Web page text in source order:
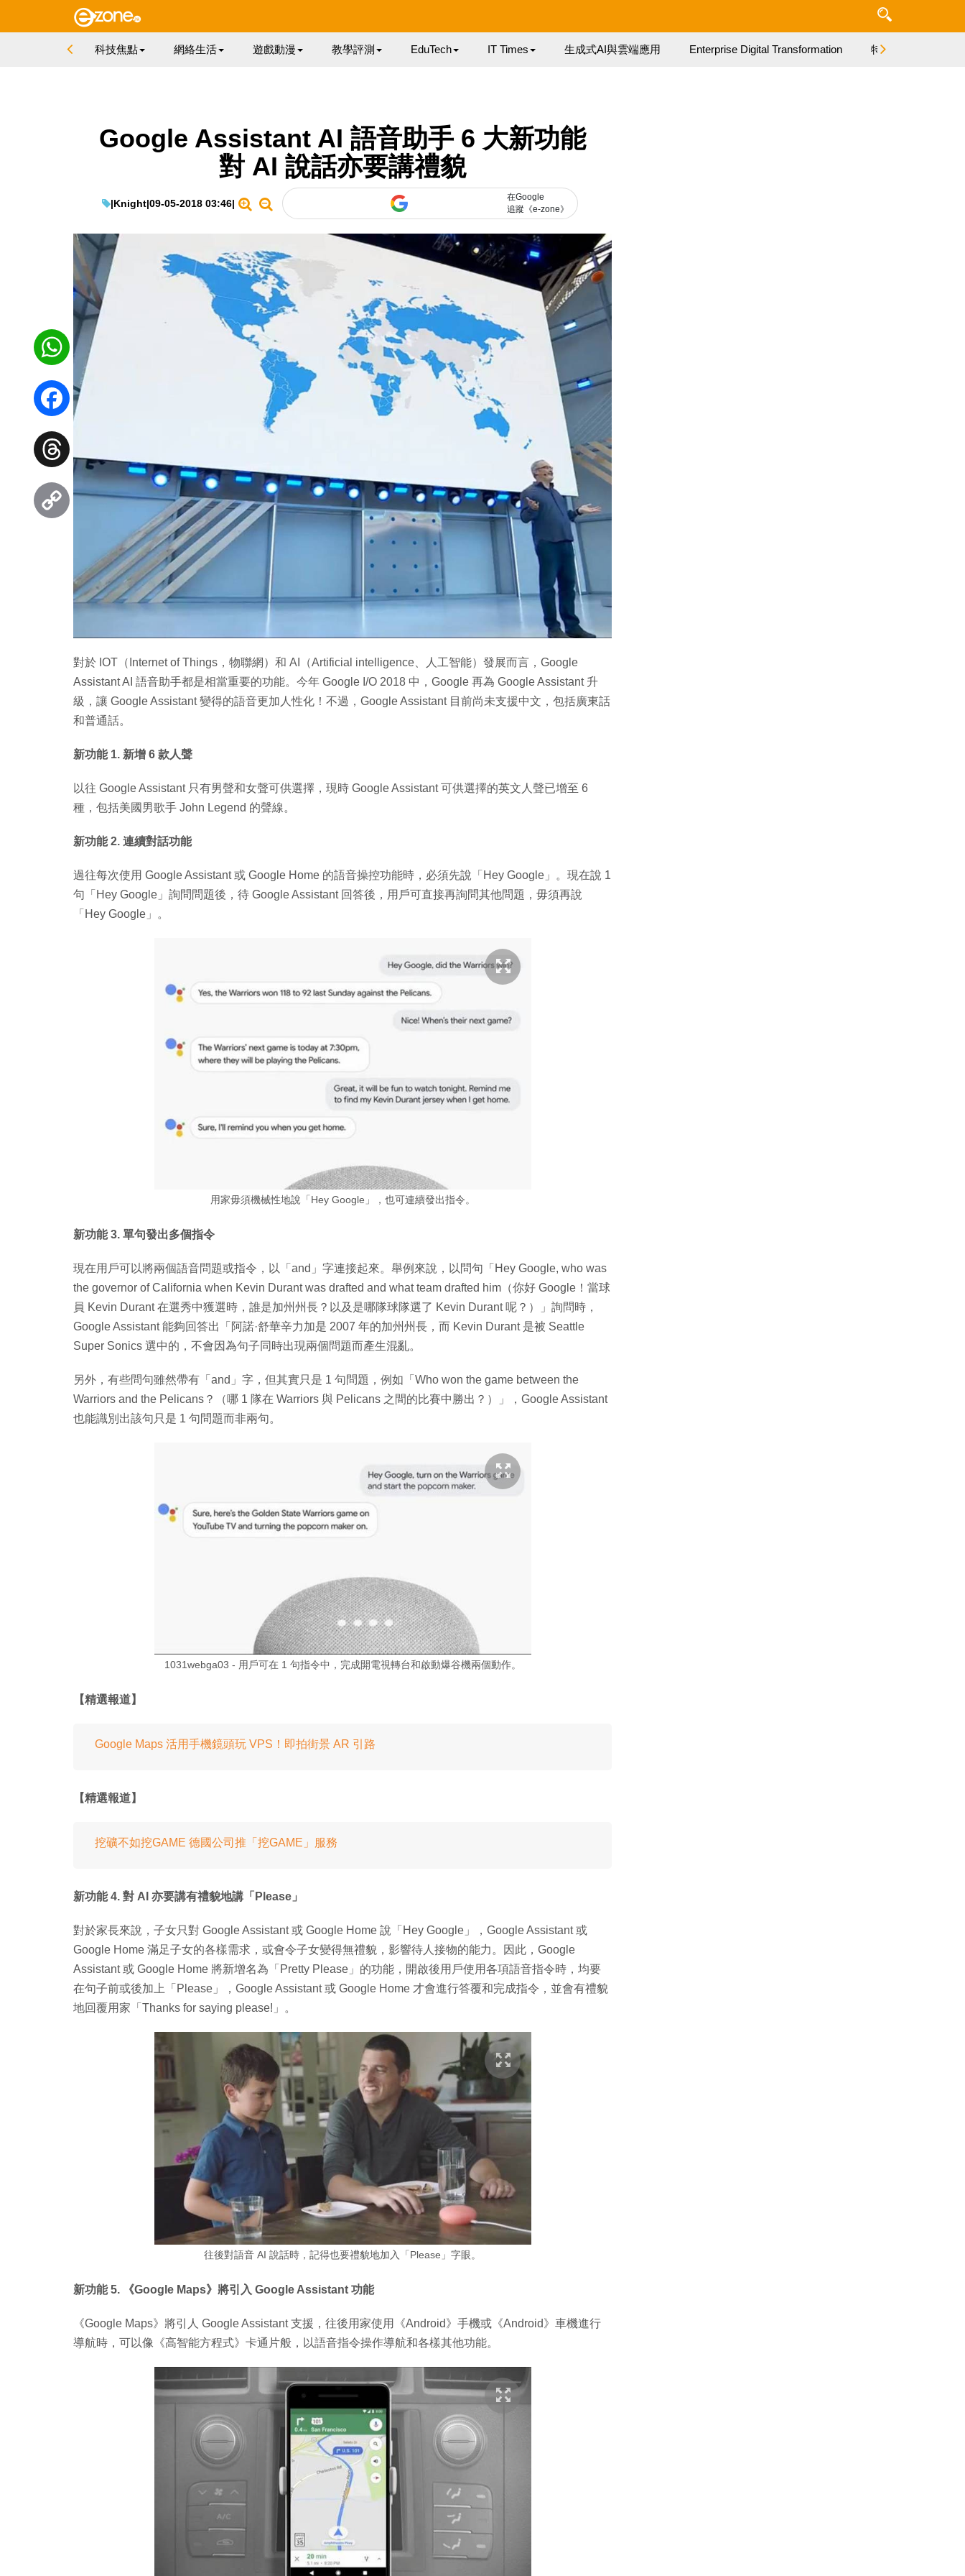
科技焦點 網絡生活 遊戲動漫 教學評測 EduTech IT Times 生成式AI與雲端應用 Enterprise Digital Transformation 特集
Google Assistant AI 語音助手 6 大新功能
對 AI 說話亦要講禮貌
|Knight|09-05-2018 03:46|
在Google
追蹤《e-zone》
對於 IOT（Internet of Things，物聯網）和 AI（Artificial intelligence、人工智能）發展而言，Google
Assistant AI 語音助手都是相當重要的功能。今年 Google I/O 2018 中，Google 再為 Google Assistant 升
級，讓 Google Assistant 變得的語音更加人性化！不過，Google Assistant 目前尚未支援中文，包括廣東話
和普通話。
新功能 1. 新增 6 款人聲
以往 Google Assistant 只有男聲和女聲可供選擇，現時 Google Assistant 可供選擇的英文人聲已增至 6
種，包括美國男歌手 John Legend 的聲線。
新功能 2. 連續對話功能
過往每次使用 Google Assistant 或 Google Home 的語音操控功能時，必須先說「Hey Google」。現在說 1
句「Hey Google」詢問問題後，待 Google Assistant 回答後，用戶可直接再詢問其他問題，毋須再說
「Hey Google」。
用家毋須機械性地說「Hey Google」，也可連續發出指令。
新功能 3. 單句發出多個指令
現在用戶可以將兩個語音問題或指令，以「and」字連接起來。舉例來說，以問句「Hey Google, who was
the governor of California when Kevin Durant was drafted and what team drafted him（你好 Google！當球
員 Kevin Durant 在選秀中獲選時，誰是加州州長？以及是哪隊球隊選了 Kevin Durant 呢？）」詢問時，
Google Assistant 能夠回答出「阿諾·舒華辛力加是 2007 年的加州州長，而 Kevin Durant 是被 Seattle
Super Sonics 選中的，不會因為句子同時出現兩個問題而產生混亂。
另外，有些問句雖然帶有「and」字，但其實只是 1 句問題，例如「Who won the game between the
Warriors and the Pelicans？（哪 1 隊在 Warriors 與 Pelicans 之間的比賽中勝出？）」，Google Assistant
也能識別出該句只是 1 句問題而非兩句。
1031webga03 - 用戶可在 1 句指令中，完成開電視轉台和啟動爆谷機兩個動作。
【精選報道】
Google Maps 活用手機鏡頭玩 VPS！即拍街景 AR 引路
【精選報道】
挖礦不如挖GAME 德國公司推「挖GAME」服務
新功能 4. 對 AI 亦要講有禮貌地講「Please」
對於家長來說，子女只對 Google Assistant 或 Google Home 說「Hey Google」，Google Assistant 或
Google Home 滿足子女的各樣需求，或會令子女變得無禮貌，影響待人接物的能力。因此，Google
Assistant 或 Google Home 將新增名為「Pretty Please」的功能，開啟後用戶使用各項語音指令時，均要
在句子前或後加上「Please」，Google Assistant 或 Google Home 才會進行答覆和完成指令，並會有禮貌
地回覆用家「Thanks for saying please!」。
往後對語音 AI 說話時，記得也要禮貌地加入「Please」字眼。
新功能 5. 《Google Maps》將引入 Google Assistant 功能
《Google Maps》將引人 Google Assistant 支援，往後用家使用《Android》手機或《Android》車機進行
導航時，可以像《高智能方程式》卡通片般，以語音指令操作導航和各樣其他功能。
WhatsApp
Facebook
Threads